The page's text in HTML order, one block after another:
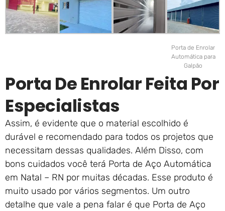
Porta de Enrolar
Automática para
Galpão
Porta De Enrolar Feita Por
Especialistas
Assim, é evidente que o material escolhido é
durável e recomendado para todos os projetos que
necessitam dessas qualidades. Além Disso, com
bons cuidados você terá Porta de Aço Automática
em Natal – RN por muitas décadas. Esse produto é
muito usado por vários segmentos. Um outro
detalhe que vale a pena falar é que Porta de Aço